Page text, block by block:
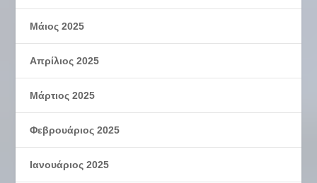
Μάιος 2025
Απρίλιος 2025
Μάρτιος 2025
Φεβρουάριος 2025
Ιανουάριος 2025